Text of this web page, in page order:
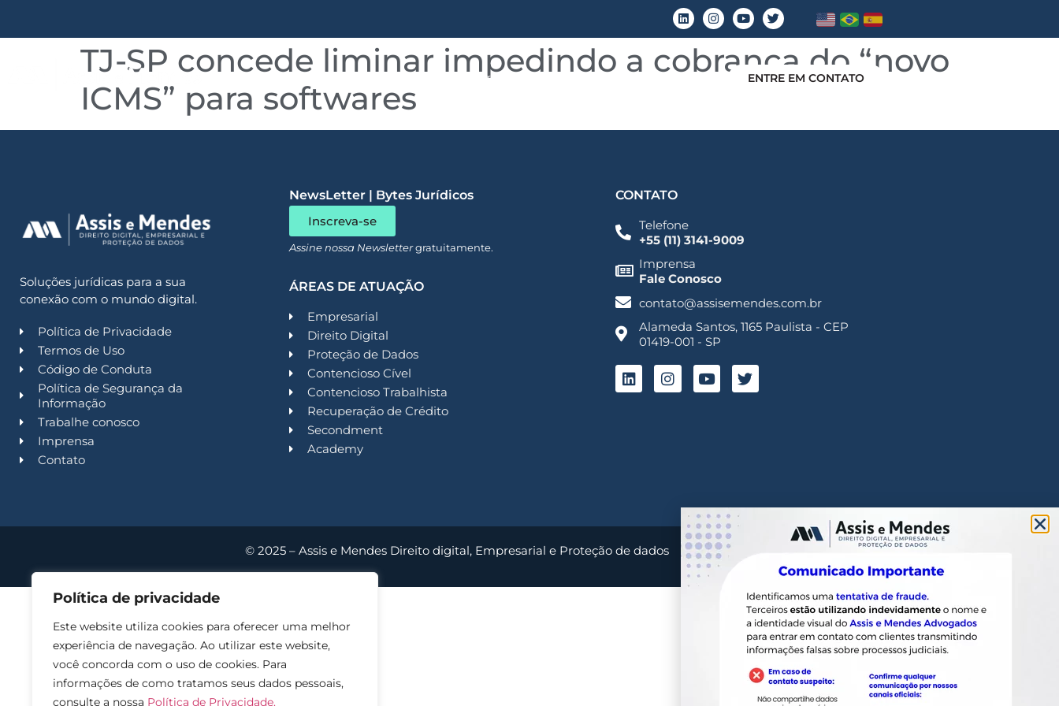
Política de privacidade
Este website utiliza cookies para oferecer uma melhor
experiência de navegação. Ao utilizar este website,
você concorda com o uso de cookies. Para
informações de como tratamos seus dados pessoais,
consulte a nossa Política de Privacidade.
Quem somos LGPD Áreas de Atuação Conteúdo ENTRE EM CONTATO
TJ-SP concede liminar impedindo a cobrança do “novo
ICMS” para softwares
Soluções jurídicas para a sua
conexão com o mundo digital.
Política de Privacidade
Termos de Uso
Código de Conduta
Política de Segurança da
Informação
Trabalhe conosco
Imprensa
Contato
NewsLetter | Bytes Jurídicos
Inscreva-se
Assine nossa Newslettergratuitamente.
ÁREAS DE ATUAÇÃO
Empresarial
Direito Digital
Proteção de Dados
Contencioso Cível
Contencioso Trabalhista
Recuperação de Crédito
Secondment
Academy
CONTATO
Telefone
+55 (11) 3141-9009
Imprensa
Fale Conosco
contato@assisemendes.com.br
Alameda Santos, 1165 Paulista - CEP
01419-001 - SP
© 2025 – Assis e Mendes Direito digital, Empresarial e Proteção de dados